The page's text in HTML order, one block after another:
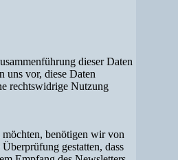
dieser Daten
uns vor, diese Daten
rechtswidrige Nutzung
möchten, benötigen wir von
gestatten, dass